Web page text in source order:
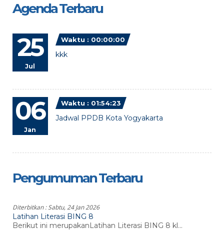
Agenda Terbaru
25
Jul
Waktu : 00:00:00
kkk
06
Jan
Waktu : 01:54:23
Jadwal PPDB Kota Yogyakarta
Pengumuman Terbaru
Diterbitkan :Sabtu, 24 Jan 2026
Latihan Literasi BING 8
Berikut ini merupakanLatihan Literasi BING 8 kl...